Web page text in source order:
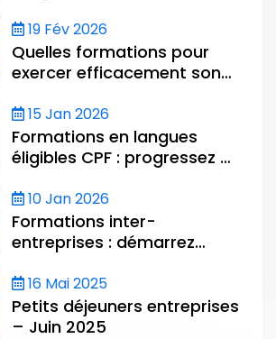
financer votre formation
19 Fév 2026
Quelles formations pour
exercer efficacement son
15 Jan 2026
Formations en langues
éligibles CPF : progressez et
CLOE
10 Jan 2026
Formations inter-
entreprises : démarrez
compétences de vos
équipes
16 Mai 2025
Petits déjeuners entreprises
– Juin 2025